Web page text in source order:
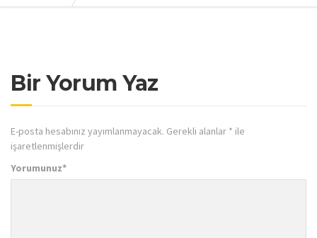
Bir Yorum Yaz
E-posta hesabınız yayımlanmayacak. Gerekli alanlar * ile
işaretlenmişlerdir
Yorumunuz*